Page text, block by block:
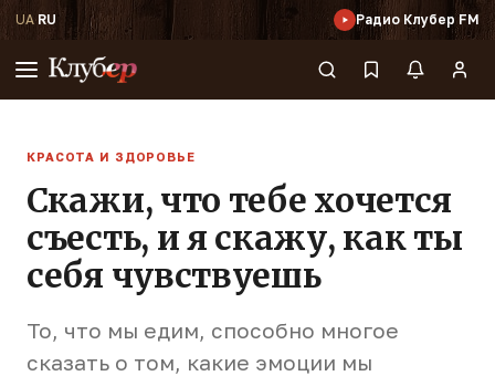
UA·RU Радио Клубер FM
КРАСОТА И ЗДОРОВЬЕ
Скажи, что тебе хочется
съесть, и я скажу, как ты
себя чувствуешь
То, что мы едим, способно многое
сказать о том, какие эмоции мы